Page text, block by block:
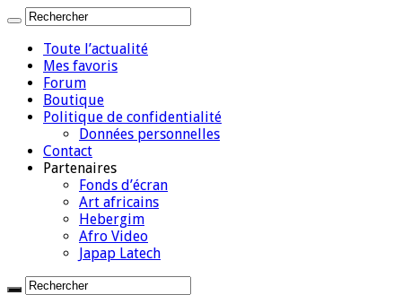
Toute l’actualité
Mes favoris
Forum
Boutique
Politique de confidentialité
Données personnelles
Contact
Partenaires
Fonds d’écran
Art africains
Hebergim
Afro Video
Japap Latech